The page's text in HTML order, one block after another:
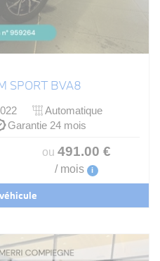
SPORT BVA8
Automatique
Garantie 24 mois
ou 491.00 €
/ mois i